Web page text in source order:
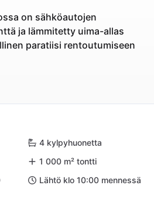
on sähköautojen
ja lämmitetty uima-allas
paratiisi rentoutumiseen
4 kylpyhuonetta
1 000 m² tontti
Lähtö klo 10:00 mennessä